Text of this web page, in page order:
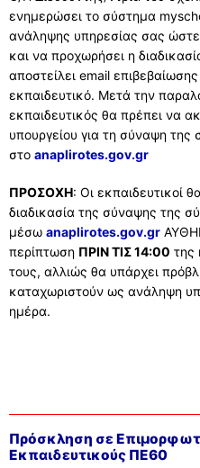
ενημερώσει το σύστημα
ανάληψης υπηρεσίας σας
και να προχωρήσει η
αποστείλει email
εκπαιδευτικό. Μετά την
εκπαιδευτικός θα πρέπει να
υπουργείου για τη σύναψη της
στο anaplirotes.gov.gr
ΠΡΟΣΟΧΗ: Οι εκπαιδευτικοί
διαδικασία της σύναψης της
μέσω anaplirotes.gov.gr
περίπτωση ΠΡΙΝ ΤΙΣ 14:00 της
τους, αλλιώς θα υπάρχει
καταχωριστούν ως ανάληψη
ημέρα.
Πρόσκληση σε
Εκπαιδευτικούς ΠΕ60